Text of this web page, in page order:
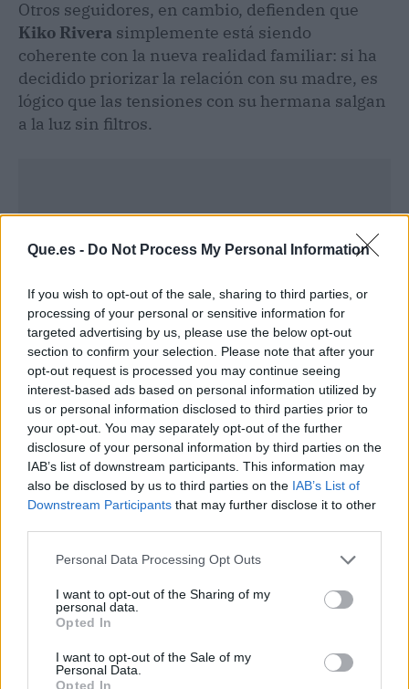
Que.es - Do Not Process My Personal Information
If you wish to opt-out of the sale, sharing to third parties, or
processing of your personal or sensitive information for
targeted advertising by us, please use the below opt-out
section to confirm your selection. Please note that after your
opt-out request is processed you may continue seeing
interest-based ads based on personal information utilized by
us or personal information disclosed to third parties prior to
your opt-out. You may separately opt-out of the further
disclosure of your personal information by third parties on the
IAB’s list of downstream participants. This information may
also be disclosed by us to third parties on the IAB’s List of
Downstream Participants that may further disclose it to other
Personal Data Processing Opt Outs
I want to opt-out of the Sharing of my
personal data.
Opted In
I want to opt-out of the Sale of my
Personal Data.
Opted In
Otros seguidores, en cambio, defienden que
Kiko Rivera simplemente está siendo
coherente con la nueva realidad familiar: si ha
decidido priorizar la relación con su madre, es
lógico que las tensiones con su hermana salgan
a la luz sin filtros.
Publicidad